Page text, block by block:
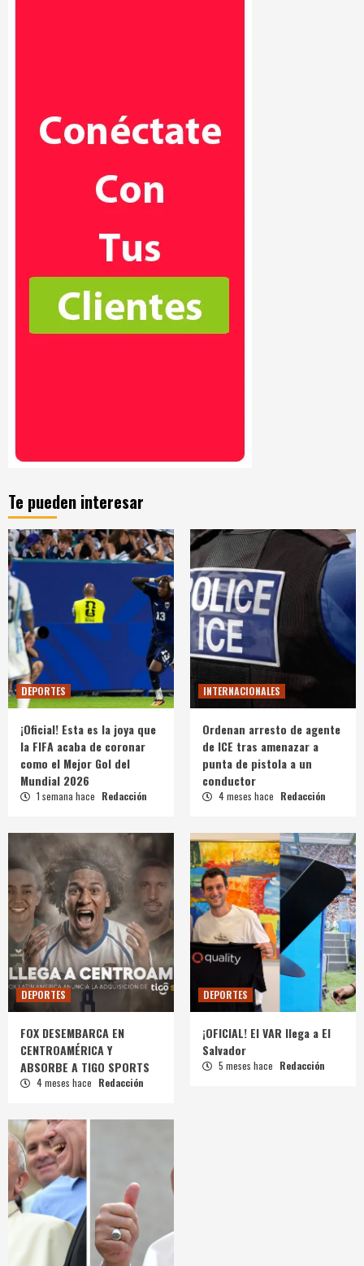
Te pueden interesar
DEPORTES
¡Oficial! Esta es la joya que
la FIFA acaba de coronar
como el Mejor Gol del
Mundial 2026
1 semana hace Redacción
INTERNACIONALES
Ordenan arresto de agente
de ICE tras amenazar a
punta de pistola a un
conductor
4 meses hace Redacción
DEPORTES
FOX DESEMBARCA EN
CENTROAMÉRICA Y
ABSORBE A TIGO SPORTS
4 meses hace Redacción
DEPORTES
¡OFICIAL! El VAR llega a El
Salvador
5 meses hace Redacción